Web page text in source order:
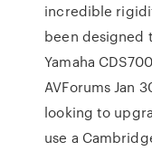
incredible
been designed
Yamaha
AVForums Jan
looking to
use a